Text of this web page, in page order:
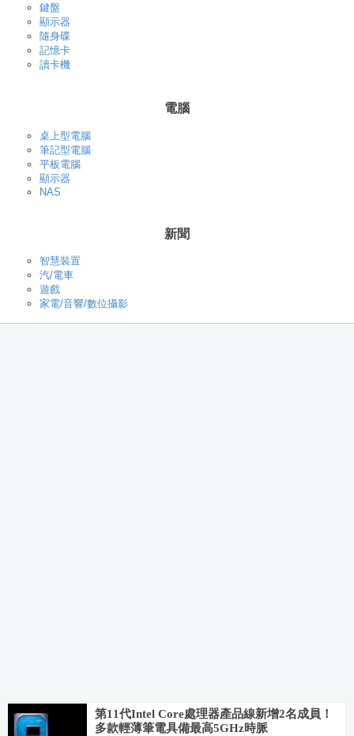
鍵盤
顯示器
隨身碟
記憶卡
讀卡機
電腦
桌上型電腦
筆記型電腦
平板電腦
顯示器
NAS
新聞
智慧裝置
汽/電車
遊戲
家電/音響/數位攝影
第11代Intel Core處理器產品線新增2名成員！
多款輕薄筆電具備最高5GHz時脈